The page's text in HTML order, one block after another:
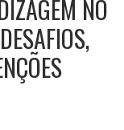
NO